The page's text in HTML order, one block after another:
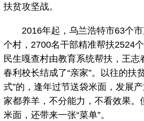
扶贫攻坚战。
2016年起，乌兰浩特市63个市
个村，2700名干部精准帮扶2524
民生嘎查村由教育系统帮扶，王志
春利校长结成了“亲家”。以往的扶
式”的，逢年过节送袋米面，发展
家都养羊，不分能力，不看效果。
米面，还带来一张“菜单”。